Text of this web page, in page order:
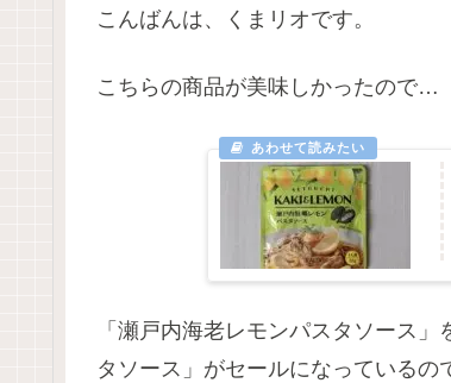
こんばんは、くまリオです。
こちらの商品が美味しかったので…
「瀬戸内海老レモンパスタソース
タソース」がセールになっているの